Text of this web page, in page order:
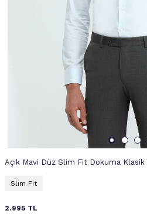
Açık Mavi Düz Slim Fit Dokuma
Slim Fit
2.995 TL